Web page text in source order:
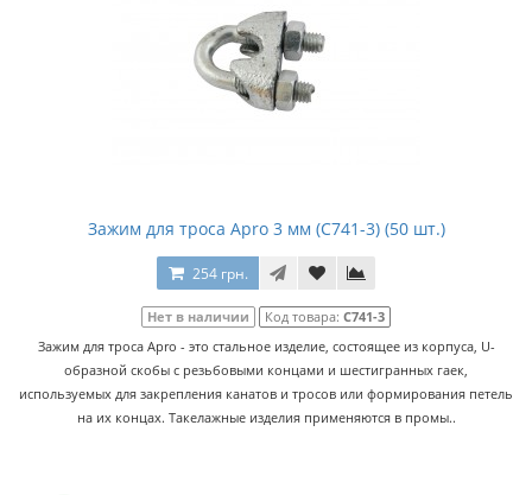
Зажим для троса Apro 3 мм (C741-3) (50 шт.)
254 грн.
Нет в наличии Код товара: C741-3
Зажим для троса Apro - это стальное изделие, состоящее из корпуса, U-
образной скобы с резьбовыми концами и шестигранных гаек,
используемых для закрепления канатов и тросов или формирования петель
на их концах. Такелажные изделия применяются в промы..